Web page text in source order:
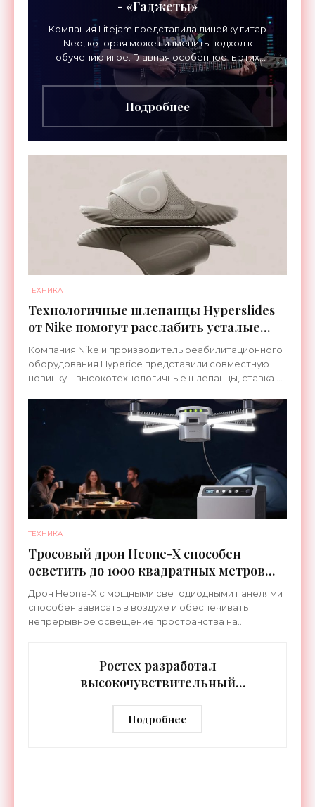
- «Гаджеты»
Компания Litejam представила линейку гитар
Neo, которая может изменить подход к
обучению игре. Главная особенность этих
инструментов – встроенная RGB-подсветка
грифа. Светодиоды
Подробнее
ТЕХНИКА
Технологичные шлепанцы Hyperslides
от Nike помогут расслабить усталые
ноги после тренировки - «Гаджеты»
Компания Nike и производитель реабилитационного
оборудования Hyperice представили совместную
новинку – высокотехнологичные шлепанцы, ставка в
ТЕХНИКА
Тросовый дрон Heone-X способен
осветить до 1000 квадратных метров
земли - «Беспилотники»
Дрон Heone-X с мощными светодиодными панелями
способен зависать в воздухе и обеспечивать
непрерывное освещение пространства на
Ростех разработал
высокочувствительный
дальностью распознавания до 2 км
- «Гаджеты»
Подробнее